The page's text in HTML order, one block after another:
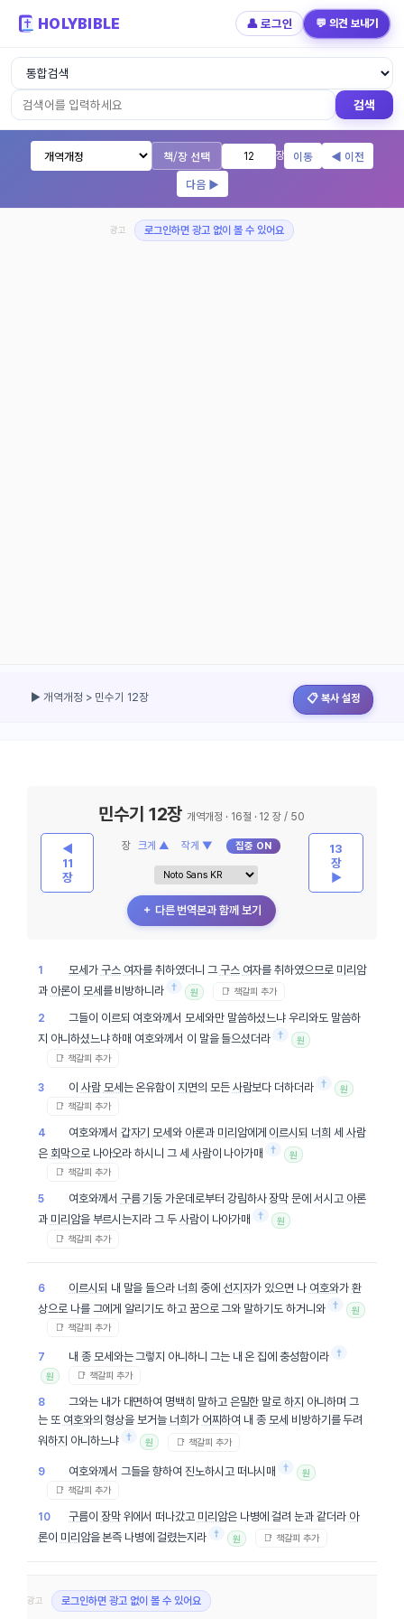
HOLYBIBLE 👤 로그인 💬 의견 보내기
성경읽기 - 개역개정 개역한글 NIV KJV
검색
책/장 선택 장 이동
◀ 이전
다음 ▶
광고 로그인하면 광고 없이 볼 수 있어요
▶ 개역개정 > 민수기 12장 📋 복사 설정
◀
11
장
민수기 12장개역개정 · 16절 · 12 장 / 50
장 크게 ▲ 작게 ▼ 집중 ON
＋ 다른 번역본과 함께 보기
13
장
▶
1 모세 가 구스 여자를 취하였더니 그 구스 여자를 취하였으므로 미리암
과 아론이 모세 를 비방하니라 † 원 📑 책갈피 추가
2
그들이 이르되 여호와께서 모세와만 말씀하셨느냐 우리와도 말씀하
지 아니하셨느냐 하매 여호와께서 이 말을 들으셨더라 † 원
📑 책갈피 추가
3 이 사람 모세 는 온유함이지면의 모든 사람보다 더하더라 † 원
📑 책갈피 추가
4 여호와께서 갑자기 모세와 아론과 미리암에게 이르시되 너희 세 사람
은 회막으로 나아오라 하시니 그 세 사람이 나아가매 † 원
📑 책갈피 추가
5 여호와께서 구름기둥 가운데로부터 강림하사 장막 문에 서시고 아론
과 미리암을 부르시는지라 그 두 사람이 나아가매 † 원
📑 책갈피 추가
6 이르시되 내 말을 들으라 너희 중에 선지자가 있으면 나 여호와가 환
상으로 나를 그에게 알리기도 하고 꿈으로 그와 말하기도 하거니와 † 원
📑 책갈피 추가
7 내 종 모세와는 그렇지 아니하니 그는 내 온 집에 충성함이라 †
원 📑 책갈피 추가
8 그와는 내가 대면하여 명백히 말하고 은밀한 말로하지 아니하며 그
는 또 여호와의형상을 보거늘 너희 가 어찌하여 내 종모세 비방하기를 두려
워하지 아니하느냐 † 원 📑 책갈피 추가
9 여호와께서 그들을 향하여 진노하시고 떠나시매 † 원
📑 책갈피 추가
10 구름이 장막위에서 떠나갔고 미리암은 나병에 걸려 눈과 같더라 아
론이 미리암을 본즉 나병에 걸렸는지라 † 원 📑 책갈피 추가
광고 로그인하면 광고 없이 볼 수 있어요